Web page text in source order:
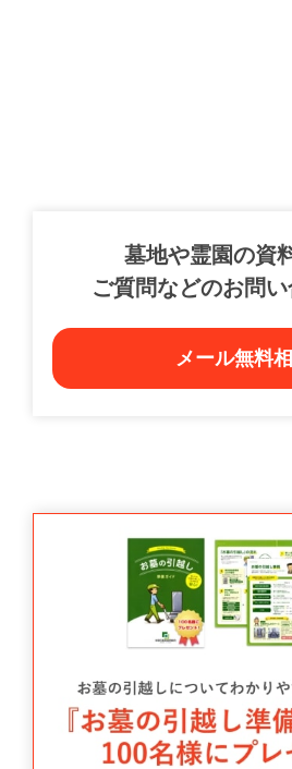
墓地や霊園の資
ご質問などのお問
メール無料